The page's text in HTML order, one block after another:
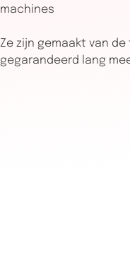
machines
Ze zijn gemaakt van
gegarandeerd lang